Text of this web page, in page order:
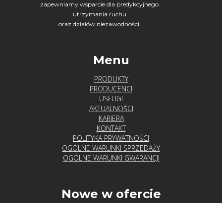
zapewniamy wsparcie dla predykcyjnego
utrzymania ruchu
oraz działów niezawodności.
Menu
PRODUKTY
PRODUCENCI
USŁUGI
AKTUALNOŚCI
KARIERA
KONTAKT
POLITYKA PRYWATNOŚCI
OGÓLNE WARUNKI SPRZEDAŻY
OGÓLNE WARUNKI GWARANCJI
Nowe w ofercie